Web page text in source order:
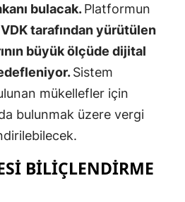
Şırnak
Bartın
Iğdır
Karabük
bulacak.Platformun
VDK tarafından yürütülen
büyük ölçüde dijital
Sistem
mükellefler için
bulunmak üzere vergi
BILIÇLENDIRME